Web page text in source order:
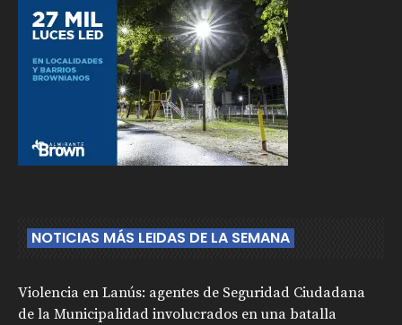
NOTICIAS MÁS LEIDAS DE LA SEMANA
Violencia en Lanús: agentes de Seguridad Ciudadana
de la Municipalidad involucrados en una batalla